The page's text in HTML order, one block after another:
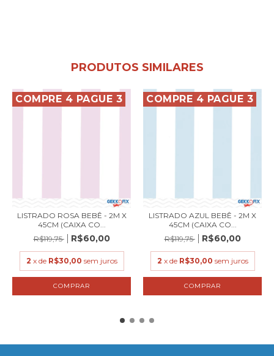
PRODUTOS SIMILARES
COMPRE 4 PAGUE 3
LISTRADO ROSA BEBÊ - 2M X
45CM (CAIXA CO...
R$119,75
R$60,00
2 x de R$30,00 sem juros
COMPRE 4 PAGUE 3
LISTRADO AZUL BEBÊ - 2M X
45CM (CAIXA CO...
R$119,75
R$60,00
2 x de R$30,00 sem juros